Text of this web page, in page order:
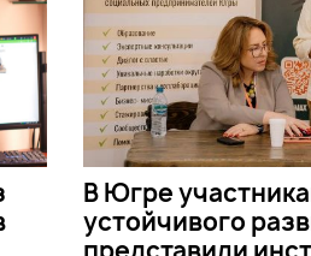
В Югре
устойчивого